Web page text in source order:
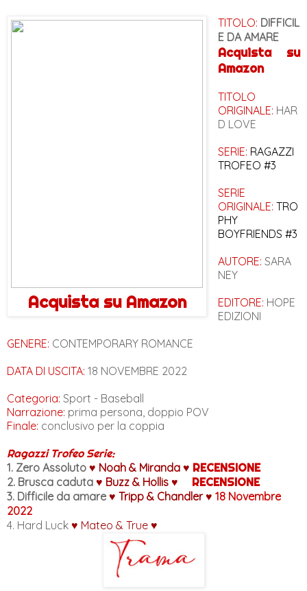
Acquista su Amazon
TITOLO: DIFFICIL
E DA AMARE
Acquista su
Amazon
TITOLO
ORIGINALE: HAR
D LOVE
SERIE: RAGAZZI
TROFEO #3
SERIE
ORIGINALE: TRO
PHY
BOYFRIENDS #3
AUTORE: SARA
NEY
EDITORE: HOPE
EDIZIONI
GENERE: CONTEMPORARY ROMANCE
DATA DI USCITA: 18 NOVEMBRE 2022
Categoria: Sport - Baseball
Narrazione: prima persona, doppio POV
Finale: conclusivo per la coppia
Ragazzi Trofeo Serie:
1. Zero Assoluto ♥ Noah & Miranda ♥ RECENSIONE
2. Brusca caduta ♥ Buzz & Hollis ♥
RECENSIONE
3. Difficile da amare ♥ Tripp & Chandler♥ 18 Novembre
2022
4. Hard Luck ♥ Mateo & True ♥